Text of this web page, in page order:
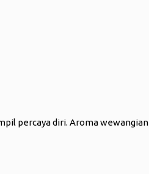
percaya diri. Aroma